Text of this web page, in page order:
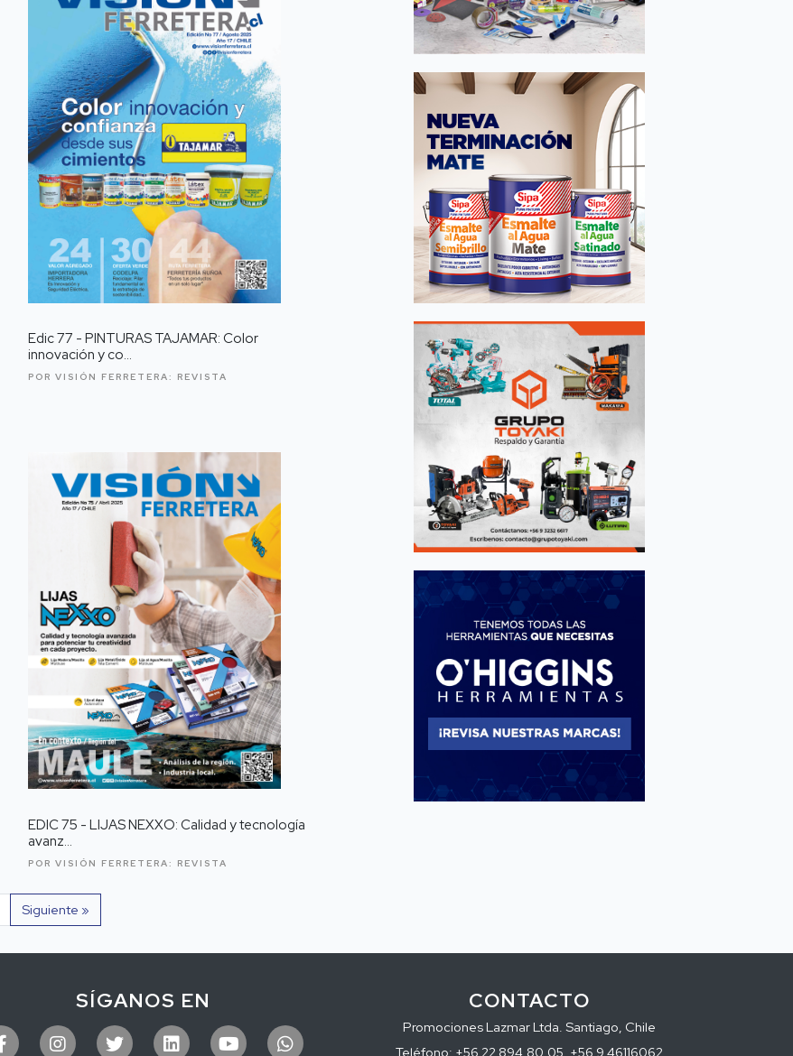
Edic 77 - PINTURAS TAJAMAR: Color
innovación y co...
POR VISIÓN FERRETERA: REVISTA
EDIC 75 - LIJAS NEXXO: Calidad y tecnología
avanz...
POR VISIÓN FERRETERA: REVISTA
Siguiente »
SÍGANOS EN CONTACTO
Promociones Lazmar Ltda. Santiago, Chile
Teléfono: +56 22 894.80.05, +56 9 46116062